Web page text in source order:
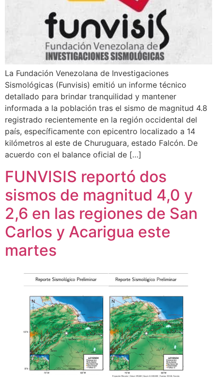
La Fundación Venezolana de Investigaciones
Sismológicas (Funvisis) emitió un informe técnico
detallado para brindar tranquilidad y mantener
informada a la población tras el sismo de magnitud 4.8
registrado recientemente en la región occidental del
país, específicamente con epicentro localizado a 14
kilómetros al este de Churuguara, estado Falcón. De
acuerdo con el balance oficial de […]
FUNVISIS reportó dos
sismos de magnitud 4,0 y
2,6 en las regiones de San
Carlos y Acarigua este
martes